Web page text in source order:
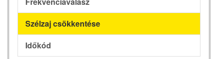
Szélzaj csökkentése
Időkód